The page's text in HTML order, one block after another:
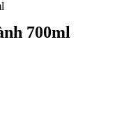
700ml